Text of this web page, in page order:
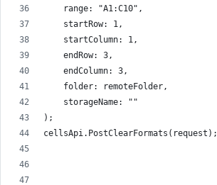
    range: "A1:C10",
    startRow: 1,
    startColumn: 1,
    endRow: 3,
    endColumn: 3,
    folder: remoteFolder,
    storageName: ""
);
cellsApi.PostClearFormats(request);